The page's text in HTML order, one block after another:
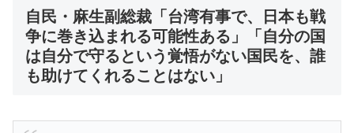
自民・麻生副総裁「台湾有事で、日本も戦
争に巻き込まれる可能性ある」「自分の国
は自分で守るという覚悟がない国民を、誰
も助けてくれることはない」